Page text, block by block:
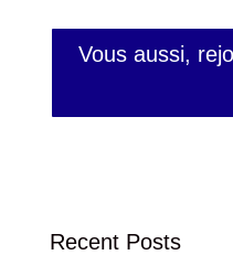
Vous aussi,
Recent Posts